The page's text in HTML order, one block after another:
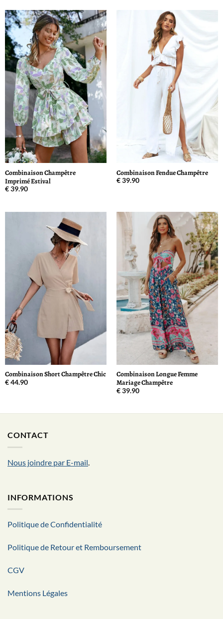
Combinaison Champêtre
Imprimé Estival
€39.90
Combinaison Fendue Champêtre
€39.90
Combinaison Short Champêtre Chic
€44.90
Combinaison Longue Femme
Mariage Champêtre
€39.90
CONTACT
Nous joindre par E-mail.
INFORMATIONS
Politique de Confidentialité
Politique de Retour et Remboursement
CGV
Mentions Légales